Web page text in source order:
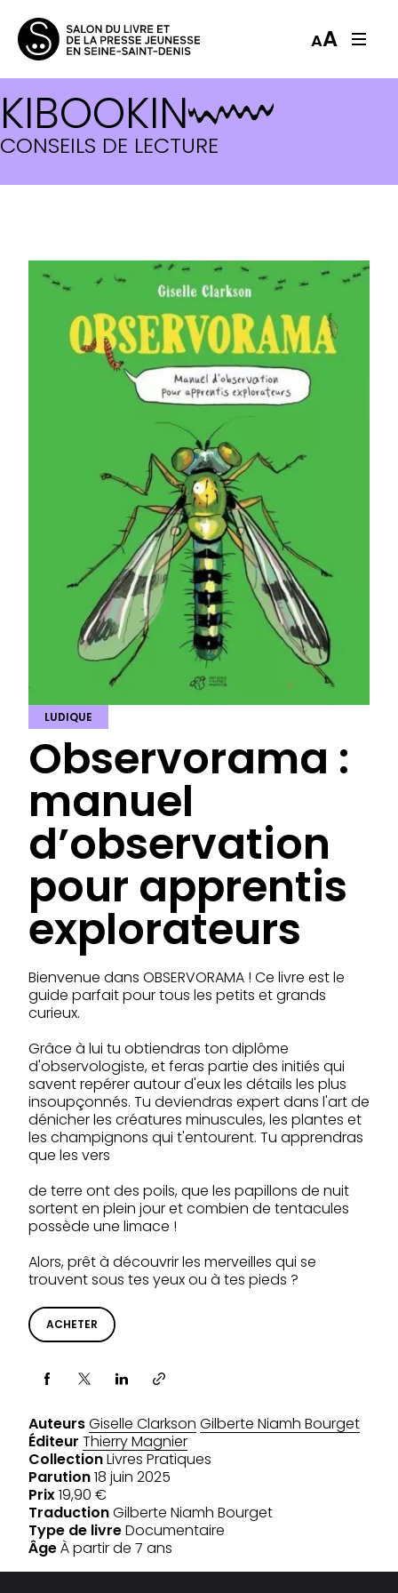
AA
KIBOOKIN
CONSEILS DE LECTURE
LUDIQUE
Observorama :
manuel
d’observation
pour apprentis
explorateurs
Bienvenue dans OBSERVORAMA ! Ce livre est le
guide parfait pour tous les petits et grands
curieux.
Grâce à lui tu obtiendras ton diplôme
d'observologiste, et feras partie des initiés qui
savent repérer autour d'eux les détails les plus
insoupçonnés. Tu deviendras expert dans l'art de
dénicher les créatures minuscules, les plantes et
les champignons qui t'entourent. Tu apprendras
que les vers
de terre ont des poils, que les papillons de nuit
sortent en plein jour et combien de tentacules
possède une limace !
Alors, prêt à découvrir les merveilles qui se
trouvent sous tes yeux ou à tes pieds ?
ACHETER
Partager via
AuteursGiselle Clarkson Gilberte Niamh Bourget
Éditeur Thierry Magnier
CollectionLivres Pratiques
Parution18 juin 2025
Prix19,90 €
TraductionGilberte Niamh Bourget
Type de livreDocumentaire
ÂgeÀ partir de 7 ans